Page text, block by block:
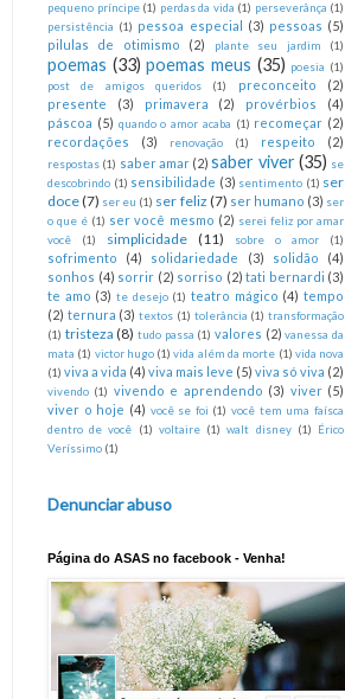
pequeno príncipe (1) perdas da vida (1) perseverânça (1)
persistência (1) pessoa especial (3) pessoas (5)
pilulas de otimismo
(2) plante seu jardim (1)
poemas (33) poemas meus (35) poesia (1)
post de amigos queridos
(1) preconceito
(2)
presente
(3) primavera (2) provérbios
(4)
páscoa (5) quando o amor acaba (1) recomeçar (2)
recordações
(3) renovação (1) respeito (2)
respostas (1) saber amar (2) saber viver (35) se
descobrindo (1) sensibilidade (3) sentimento (1) ser
doce(7) ser eu (1) ser feliz (7) ser humano (3) ser
o que é (1) ser você mesmo (2) serei feliz por amar
você
(1) simplicidade (11) sobre o amor (1)
sofrimento (4) solidariedade (3) solidão
(4)
sonhos (4) sorrir (2) sorriso (2) tati bernardi (3)
te amo (3) te desejo (1) teatro mágico (4) tempo
(2) ternura (3) textos (1) tolerância (1) transformação
(1) tristeza (8) tudo passa (1) valores (2) vanessa da
mata (1) victor hugo (1) vida além da morte (1) vida nova
(1) viva a vida (4) viva mais leve (5) viva só viva (2)
vivendo (1) vivendo e aprendendo (3) viver (5)
viver o hoje (4) você se foi (1) você tem uma faísca
dentro de você
(1) voltaire (1) walt disney (1)
Érico
Veríssimo (1)
Denunciar abuso
Página do ASAS no facebook - Venha!